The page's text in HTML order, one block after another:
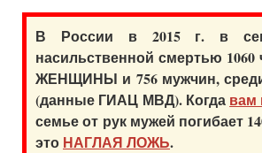
В России в 2015 г. в
насильственной смертью 1060
ЖЕНЩИНЫ и 756 мужчин,
(данные ГИАЦ МВД). Когда вам
семье от рук мужей погибает
это НАГЛАЯ ЛОЖЬ.